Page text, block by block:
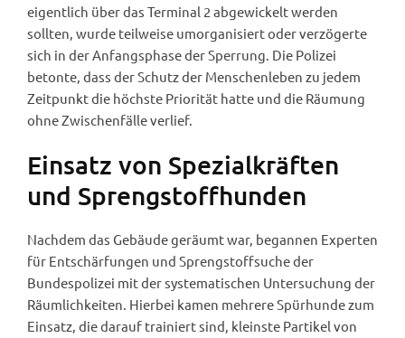
eigentlich über das Terminal 2 abgewickelt werden
sollten, wurde teilweise umorganisiert oder verzögerte
sich in der Anfangsphase der Sperrung. Die Polizei
betonte, dass der Schutz der Menschenleben zu jedem
Zeitpunkt die höchste Priorität hatte und die Räumung
ohne Zwischenfälle verlief.
Einsatz von Spezialkräften
und Sprengstoffhunden
Nachdem das Gebäude geräumt war, begannen Experten
für Entschärfungen und Sprengstoffsuche der
Bundespolizei mit der systematischen Untersuchung der
Räumlichkeiten. Hierbei kamen mehrere Spürhunde zum
Einsatz, die darauf trainiert sind, kleinste Partikel von